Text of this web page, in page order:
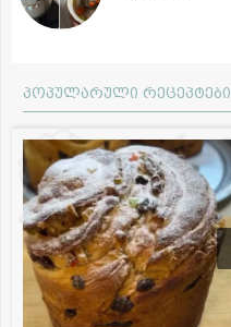
პოპულარული რეცეპტები